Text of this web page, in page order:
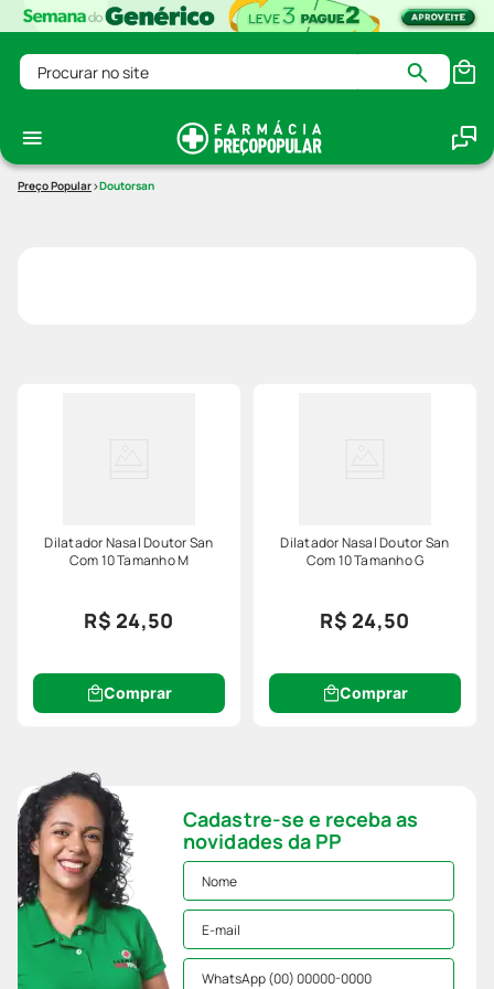
Procurar no site
Doutorsan
Dilatador Nasal Doutor San
Com 10 Tamanho M
R$ 24,50
Comprar
Dilatador Nasal Doutor San
Com 10 Tamanho G
R$ 24,50
Comprar
Cadastre-se e receba as
novidades da PP